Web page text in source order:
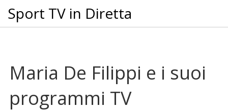
Sport TV in Diretta
Maria De Filippi e i suoi
programmi TV